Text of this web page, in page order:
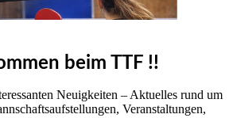
beim TTF !!
Neuigkeiten – Aktuelles rund um
Veranstaltungen,